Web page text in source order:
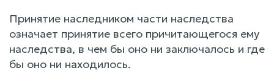
Принятие наследником части наследства
означает принятие всего причитающегося ему
наследства, в чем бы оно ни заключалось и где
бы оно ни находилось.